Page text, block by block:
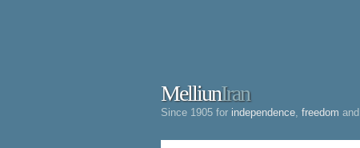
MelliunIran
Since 1905 for independence freedom and